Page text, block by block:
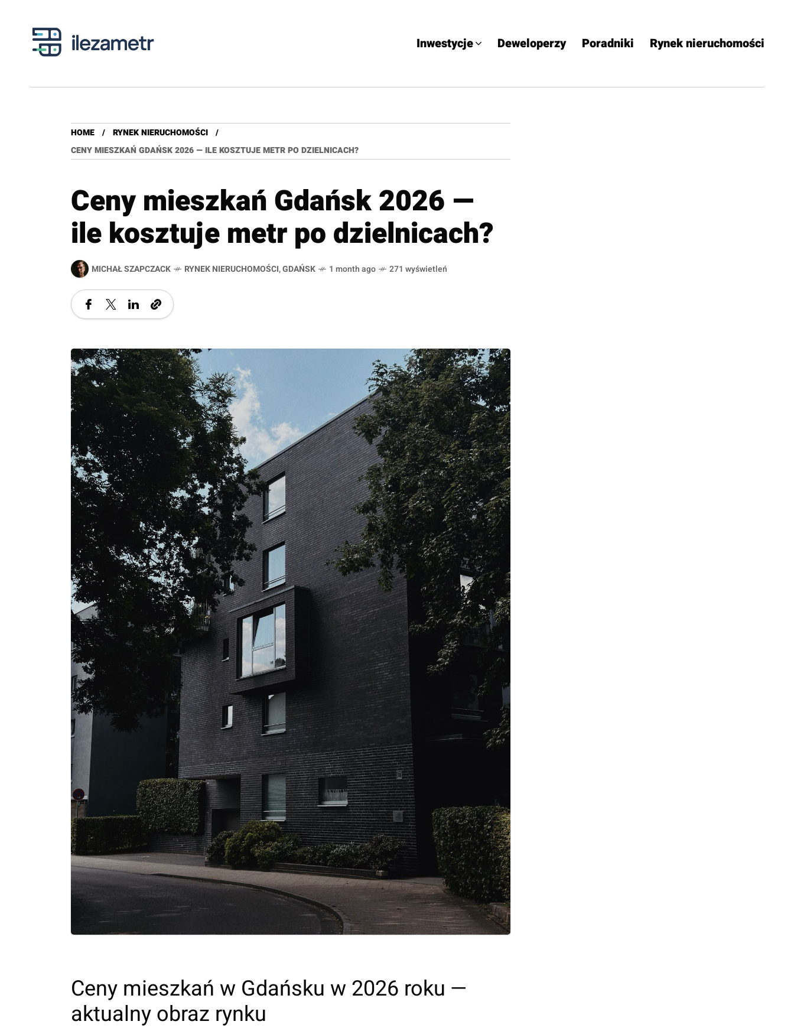
Inwestycje Deweloperzy Poradniki Rynek nieruchomości
HOME
RYNEK NIERUCHOMOŚCI
CENY MIESZKAŃ GDAŃSK 2026 — ILE KOSZTUJE METR PO DZIELNICACH?
Ceny mieszkań Gdańsk 2026 —
ile kosztuje metr po dzielnicach?
MICHAŁ SZAPCZACK RYNEK NIERUCHOMOŚCI,GDAŃSK 1 month ago 271 wyświetleń
Ceny mieszkań w Gdańsku w 2026 roku —
aktualny obraz rynku